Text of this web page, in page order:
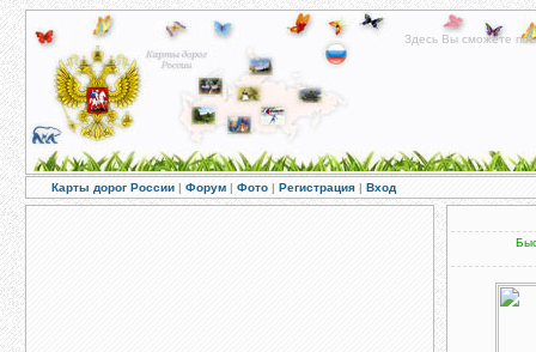
Здесь Вы сможете
Карты дорог России | Форум | Фото | Регистрация | Вход